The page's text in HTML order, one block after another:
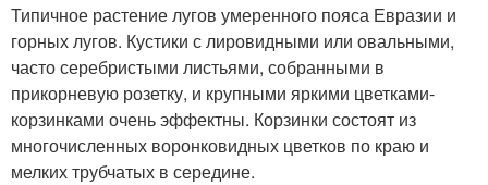
Типичное растение лугов умеренного пояса Евразии и
горных лугов. Кустики с лировидными или овальными,
часто серебристыми листьями, собранными в
прикорневую розетку, и крупными яркими цветками-
корзинками очень эффектны. Корзинки состоят из
многочисленных воронковидных цветков по краю и
мелких трубчатых в середине.